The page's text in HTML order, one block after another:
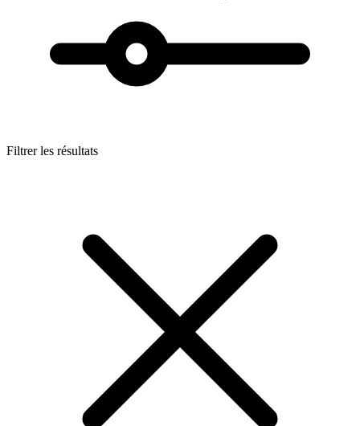
Filtrer les résultats